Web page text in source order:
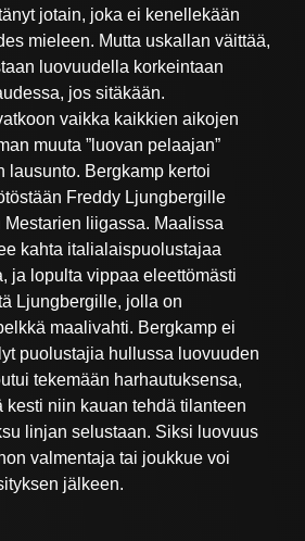
jotain, joka ei kenellekään
mieleen. Mutta uskallan väittää,
luovuudella korkeintaan
jos sitäkään.
vaikka kaikkien aikojen
muuta ”luovan pelaajan”
lausunto. Bergkamp kertoi
Freddy Ljungbergille
Mestarien liigassa. Maalissa
kahta italialaispuolustajaa
ja lopulta vippaa eleettömästi
Ljungbergille, jolla on
maalivahti. Bergkamp ei
puolustajia hullussa luovuuden
tekemään harhautuksensa,
kesti niin kauan tehdä tilanteen
linjan selustaan. Siksi luovuus
valmentaja tai joukkue voi
jälkeen.